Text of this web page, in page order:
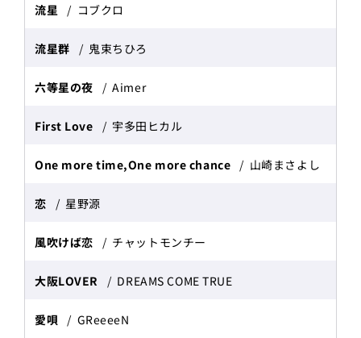
流星 コブクロ
流星群 鬼束ちひろ
六等星の夜 Aimer
First Love 宇多田ヒカル
One more time,One more chance 山崎まさよし
恋 星野源
風吹けば恋 チャットモンチー
大阪LOVER DREAMS COME TRUE
愛唄 GReeeeN